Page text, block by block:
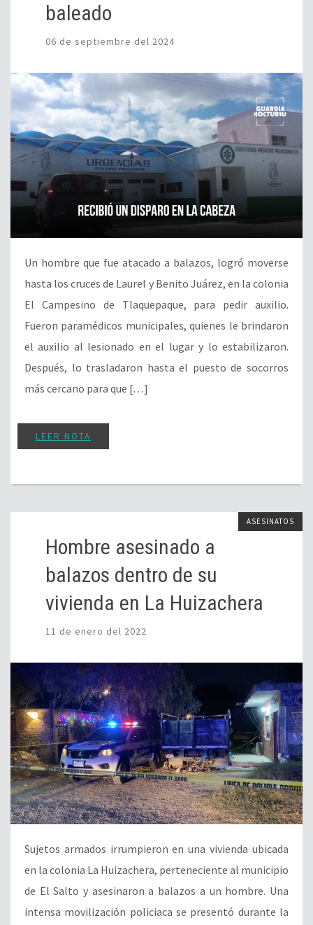
baleado
06 de septiembre del 2024
Un hombre que fue atacado a balazos, logró moverse
hasta los cruces de Laurel y Benito Juárez, en la colonia
El Campesino de Tlaquepaque, para pedir auxilio.
Fueron paramédicos municipales, quienes le brindaron
el auxilio al lesionado en el lugar y lo estabilizaron.
Después, lo trasladaron hasta el puesto de socorros
más cercano para que […]
LEER NOTA
ASESINATOS
Hombre asesinado a
balazos dentro de su
vivienda en La Huizachera
11 de enero del 2022
Sujetos armados irrumpieron en una vivienda ubicada
en la colonia La Huizachera, perteneciente al municipio
de El Salto y asesinaron a balazos a un hombre. Una
intensa movilización policiaca se presentó durante la